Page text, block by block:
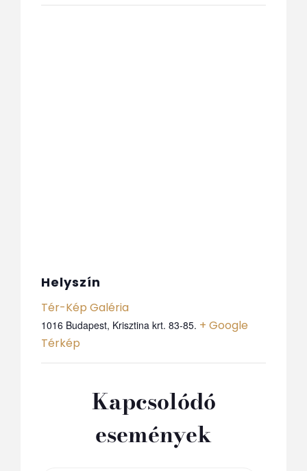
Helyszín
Tér-Kép Galéria
1016 Budapest, Krisztina krt. 83-85. + Google
Térkép
Kapcsolódó
események